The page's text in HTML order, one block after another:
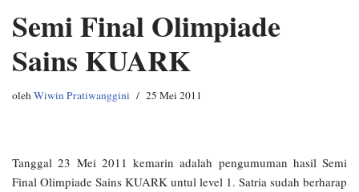
Semi Final Olimpiade
Sains KUARK
olehWiwin Pratiwanggini 25 Mei 2011
Tanggal 23 Mei 2011 kemarin adalah pengumuman hasil Semi
Final Olimpiade Sains KUARK untul level 1. Satria sudah berharap